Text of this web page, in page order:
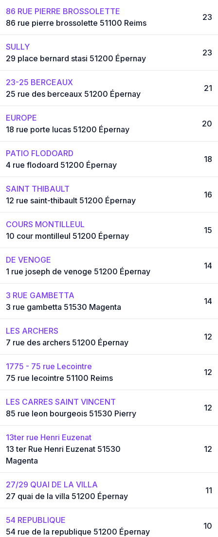
86 RUE PIERRE BROSSOLETTE
86 rue pierre brossolette 51100 Reims
23
SULLY
29 place bernard stasi 51200 Épernay
23
23-25 BERCEAUX
25 rue des berceaux 51200 Épernay
21
EUROPE
18 rue porte lucas 51200 Épernay
20
PATIO FLODOARD
4 rue flodoard 51200 Épernay
18
SAINT THIBAULT
12 rue saint-thibault 51200 Épernay
16
COURS MONTILLEUL
10 cour montilleul 51200 Épernay
15
DE VENOGE
1 rue joseph de venoge 51200 Épernay
14
3 RUE GAMBETTA
3 rue gambetta 51530 Magenta
14
LES ARCHERS
7 rue des archers 51200 Épernay
12
1775 - 75 rue Lecointre
75 rue lecointre 51100 Reims
12
LES CARRES SAINT VINCENT
85 rue leon bourgeois 51530 Pierry
12
13ter rue Henri Euzenat
13 ter Rue Henri Euzenat 51530
Magenta
12
27/29 QUAI DE LA VILLA
27 quai de la villa 51200 Épernay
11
54 REPUBLIQUE
54 rue de la republique 51200 Épernay
10